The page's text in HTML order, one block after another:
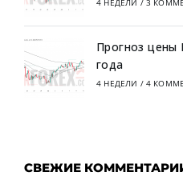
Прогноз цены
года
4 НЕДЕЛИ / 4
СВЕЖИЕ